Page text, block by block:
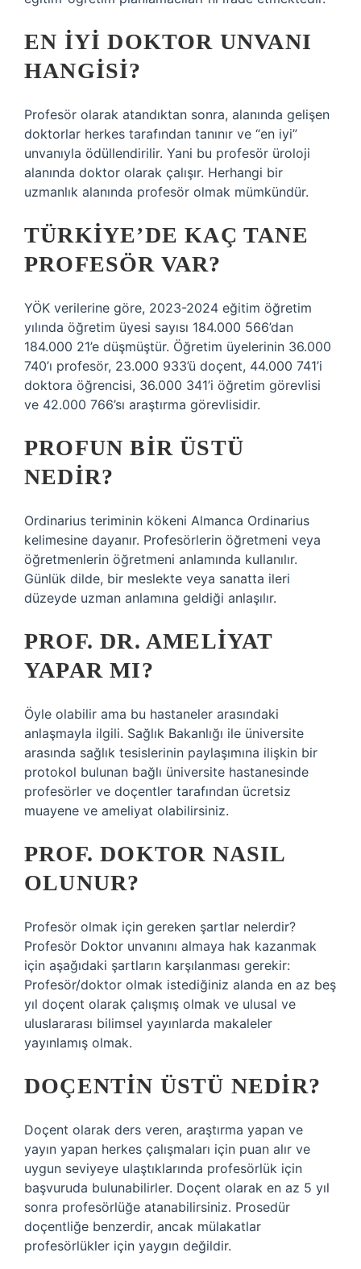
EN IYI DOKTOR UNVANI
HANGISI?
Profesör olarak atandıktan sonra, alanında gelişen
doktorlar herkes tarafından tanınır ve “en iyi”
unvanıyla ödüllendirilir. Yani bu profesör üroloji
alanında doktor olarak çalışır. Herhangi bir
uzmanlık alanında profesör olmak mümkündür.
TÜRKIYE’DE KAÇ TANE
PROFESÖR VAR?
YÖK verilerine göre, 2023-2024 eğitim öğretim
yılında öğretim üyesi sayısı 184.000 566’dan
184.000 21’e düşmüştür. Öğretim üyelerinin 36.000
740’ı profesör, 23.000 933’ü doçent, 44.000 741’i
doktora öğrencisi, 36.000 341’i öğretim görevlisi
ve 42.000 766’sı araştırma görevlisidir.
PROFUN BIR ÜSTÜ
NEDIR?
Ordinarius teriminin kökeni Almanca Ordinarius
kelimesine dayanır. Profesörlerin öğretmeni veya
öğretmenlerin öğretmeni anlamında kullanılır.
Günlük dilde, bir meslekte veya sanatta ileri
düzeyde uzman anlamına geldiği anlaşılır.
PROF. DR. AMELIYAT
YAPAR MI?
Öyle olabilir ama bu hastaneler arasındaki
anlaşmayla ilgili. Sağlık Bakanlığı ile üniversite
arasında sağlık tesislerinin paylaşımına ilişkin bir
protokol bulunan bağlı üniversite hastanesinde
profesörler ve doçentler tarafından ücretsiz
muayene ve ameliyat olabilirsiniz.
PROF. DOKTOR NASIL
OLUNUR?
Profesör olmak için gereken şartlar nelerdir?
Profesör Doktor unvanını almaya hak kazanmak
için aşağıdaki şartların karşılanması gerekir:
Profesör/doktor olmak istediğiniz alanda en az beş
yıl doçent olarak çalışmış olmak ve ulusal ve
uluslararası bilimsel yayınlarda makaleler
yayınlamış olmak.
DOÇENTIN ÜSTÜ NEDIR?
Doçent olarak ders veren, araştırma yapan ve
yayın yapan herkes çalışmaları için puan alır ve
uygun seviyeye ulaştıklarında profesörlük için
başvuruda bulunabilirler. Doçent olarak en az 5 yıl
sonra profesörlüğe atanabilirsiniz. Prosedür
doçentliğe benzerdir, ancak mülakatlar
profesörlükler için yaygın değildir.